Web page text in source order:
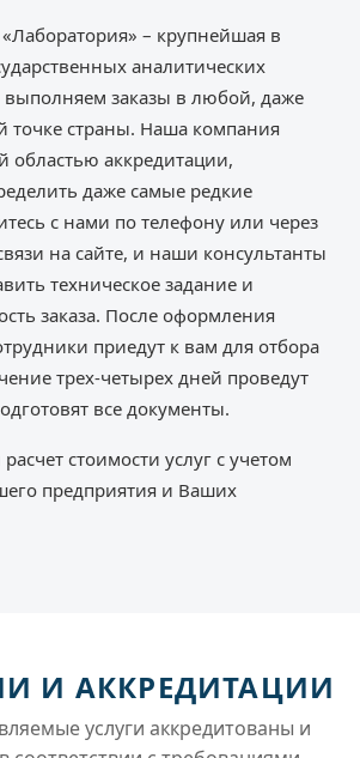
– крупнейшая в
аналитических
заказы в любой, даже
точке страны. Наша компания
областью аккредитации,
даже самые редкие
с нами по телефону или через
на сайте, и наши консультанты
техническое задание и
заказа. После оформления
приедут к вам для отбора
трех-четырех дней проведут
все документы.
стоимости услуг с учетом
предприятия и Ваших
И АККРЕДИТАЦИИ
услуги аккредитованы и